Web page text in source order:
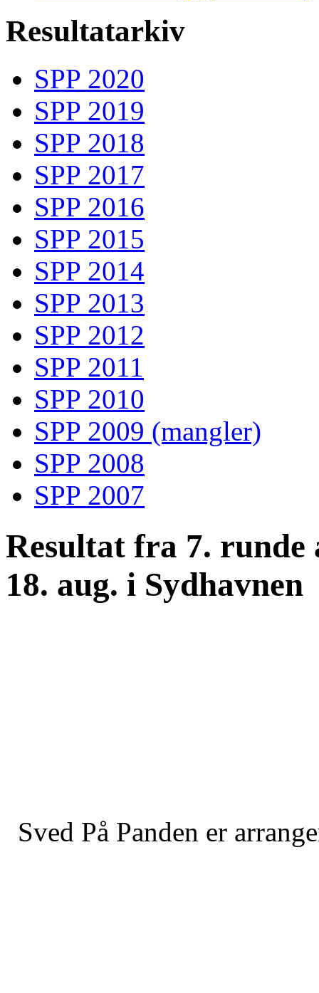
Resultatarkiv
SPP 2020
SPP 2019
SPP 2018
SPP 2017
SPP 2016
SPP 2015
SPP 2014
SPP 2013
SPP 2012
SPP 2011
SPP 2010
SPP 2009 (mangler)
SPP 2008
SPP 2007
Resultat fra 7. runde
18. aug. i Sydhavnen
Sved På Panden er